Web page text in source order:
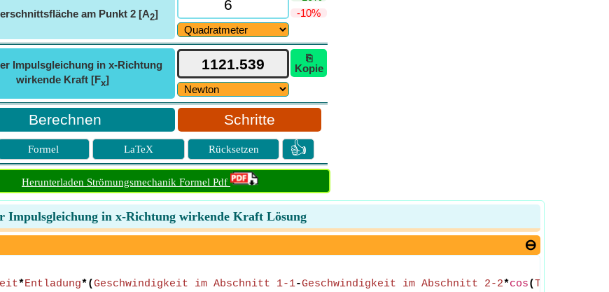
am Punkt 2 [A2]
-10%
Impulsgleichung in x-Richtung
wirkende Kraft [Fx]
⎘
Kopie
Schritte
Formel LaTeX Rücksetzen 👍
Herunterladen Strömungsmechanik Formel Pdf
Impulsgleichung in x-Richtung wirkende Kraft Lösung
*Entladung*(Geschwindigkeit im Abschnitt 1-1-Geschwindigkeit im Abschnitt 2-2*cos(Theta